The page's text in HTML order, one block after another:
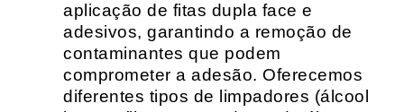
aplicação de fitas dupla face e
adesivos, garantindo a remoção de
contaminantes que podem
comprometer a adesão. Oferecemos
diferentes tipos de limpadores (álcool